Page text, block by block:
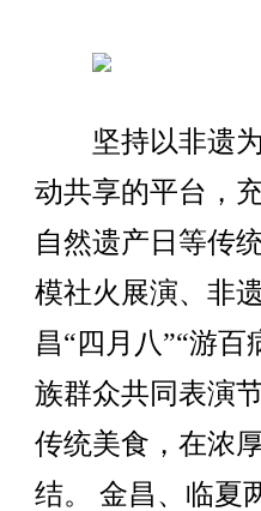
坚持以非遗为
动共享的平台，
自然遗产日等传
模社火展演、非
昌“四月八”“游
族群众共同表演
传统美食，在浓
结。 金昌、临夏